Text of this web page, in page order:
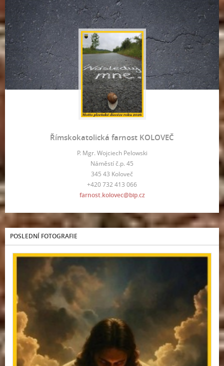
Římskokatolická farnost KOLOVEČ
P. Mgr. Wojciech Pelowski
Náměstí č.p. 45
345 43 Koloveč
+420 732 413 066
farnost.kolovec@bip.cz
POSLEDNÍ FOTOGRAFIE